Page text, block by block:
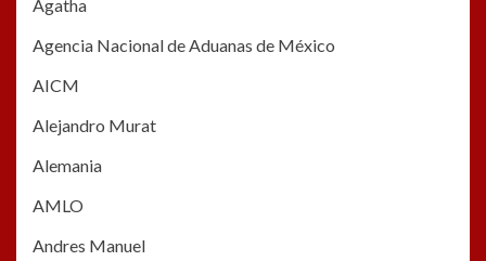
Agatha
Agencia Nacional de Aduanas de México
AICM
Alejandro Murat
Alemania
AMLO
Andres Manuel